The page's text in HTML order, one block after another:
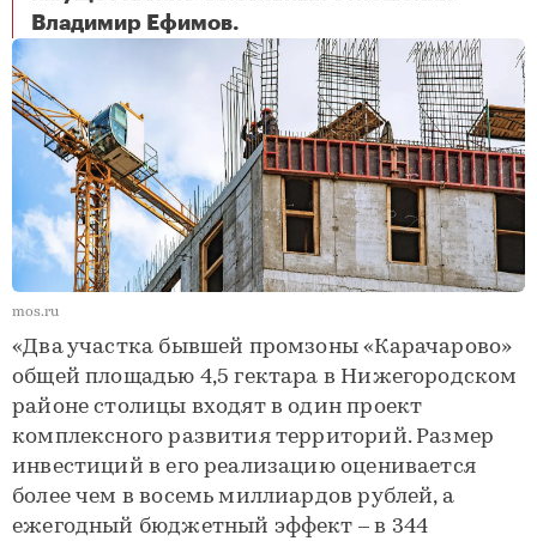
Владимир Ефимов.
mos.ru
«Два участка бывшей промзоны «Карачарово»
общей площадью 4,5 гектара в Нижегородском
районе столицы входят в один проект
комплексного развития территорий. Размер
инвестиций в его реализацию оценивается
более чем в восемь миллиардов рублей, а
ежегодный бюджетный эффект – в 344